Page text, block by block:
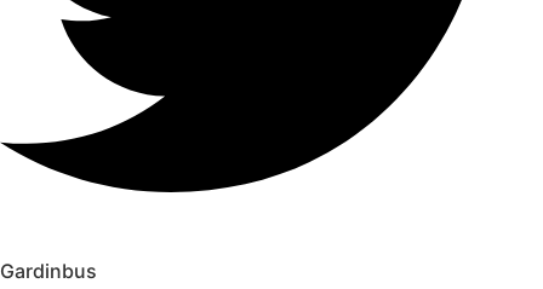
Gardinbus